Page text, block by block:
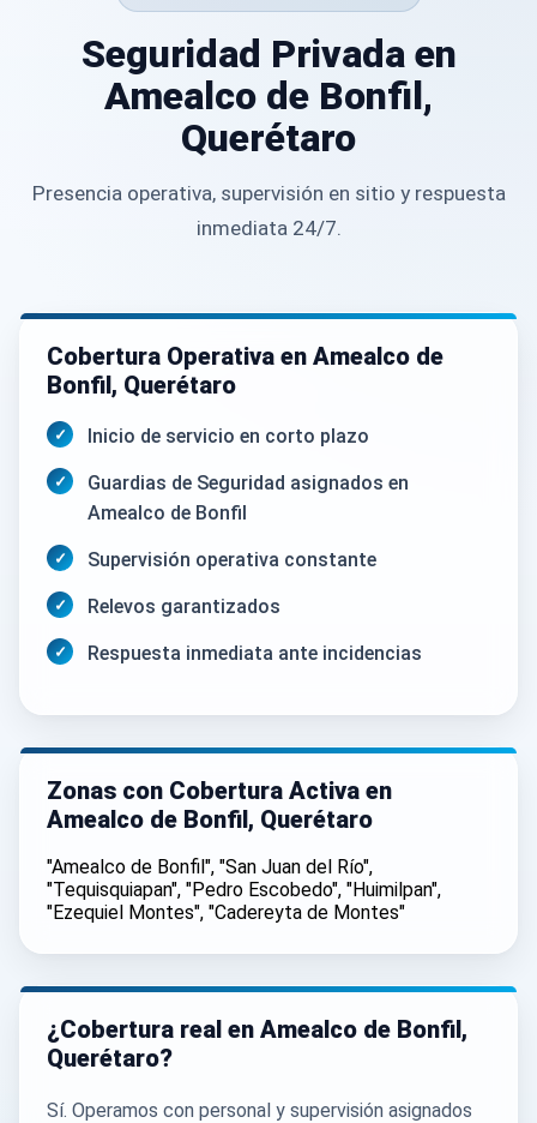
Seguridad Privada en
Amealco de Bonfil,
Querétaro
Presencia operativa, supervisión en sitio y respuesta
inmediata 24/7.
Cobertura Operativa en Amealco de
Bonfil, Querétaro
Inicio de servicio en corto plazo
Guardias de Seguridad asignados en
Amealco de Bonfil
Supervisión operativa constante
Relevos garantizados
Respuesta inmediata ante incidencias
Zonas con Cobertura Activa en
Amealco de Bonfil, Querétaro
"Amealco de Bonfil", "San Juan del Río",
"Tequisquiapan", "Pedro Escobedo", "Huimilpan",
"Ezequiel Montes", "Cadereyta de Montes"
¿Cobertura real en Amealco de Bonfil,
Querétaro?
Sí. Operamos con personal y supervisión asignados